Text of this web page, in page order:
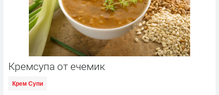
Кремсупа от ечемик
Крем Супи